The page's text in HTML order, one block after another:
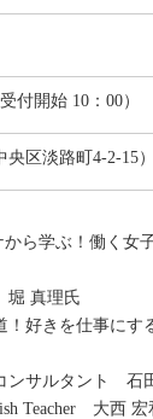
付開始 10：00）
区淡路町4-2-15）
ら学ぶ！働く女
真理氏
好きを仕事にす
ンサルタント 石
大西 宏